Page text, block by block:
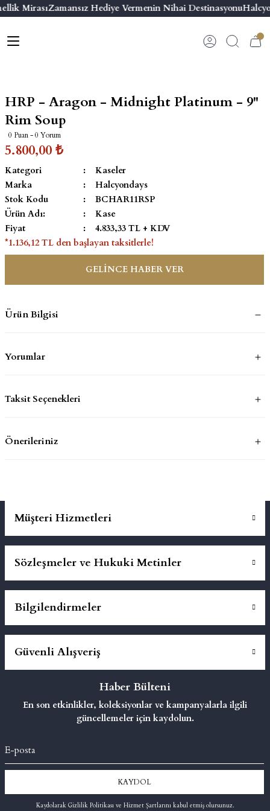
MirasıZamansız Hediye Vermenin Nihai Destinasyonu
Geri Dön
Geri Dön
Mum
Geri Dön
Menteşeli Bilezik
Geri Dön
Seriler
Elephant
HRP - Aragon - Midnight Platinum - 9''
Rim Soup
0 Puan - 0 Yorum
5.800,00 ₺
Kategori
Kaseler
Marka
Halcyondays
Stok Kodu
BCHAR11RSP
Ürün Adı:
Kase
Fiyat
4.833,33 TL + KDV
*1.136,12 TL den başlayan taksitlerle!
GELİNCE HABER VER
Ürün Bilgisi
Yorumlar
Taksit Seçenekleri
Önerileriniz
Müşteri Hizmetleri
Sözleşmeler ve Hukuki Metinler
Bilgilendirmeler
Güvenli Alışveriş
Haber Bülteni
En son etkinlikler, koleksiyonlar ve kampanyalarla ilgili
güncellemeler için kaydolun.
KAYDOL
Kaydolarak Gizlilik Politikası ve Hizmet Şartlarını kabul etmiş olursunuz.